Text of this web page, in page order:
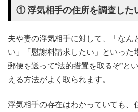
① 浮気相手の住所を調査した
夫や妻の浮気相手に対して、「なん
い」「慰謝料請求したい」といった
郵便を送って“法的措置を取るぞ”と
える方法がよく取られます。
浮気相手の存在はわかっていても、